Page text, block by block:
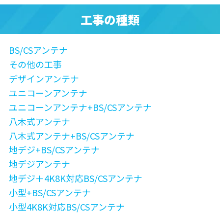
工事の種類
BS/CSアンテナ
その他の工事
デザインアンテナ
ユニコーンアンテナ
ユニコーンアンテナ+BS/CSアンテナ
八木式アンテナ
八木式アンテナ+BS/CSアンテナ
地デジ+BS/CSアンテナ
地デジアンテナ
地デジ＋4K8K対応BS/CSアンテナ
小型+BS/CSアンテナ
小型4K8K対応BS/CSアンテナ